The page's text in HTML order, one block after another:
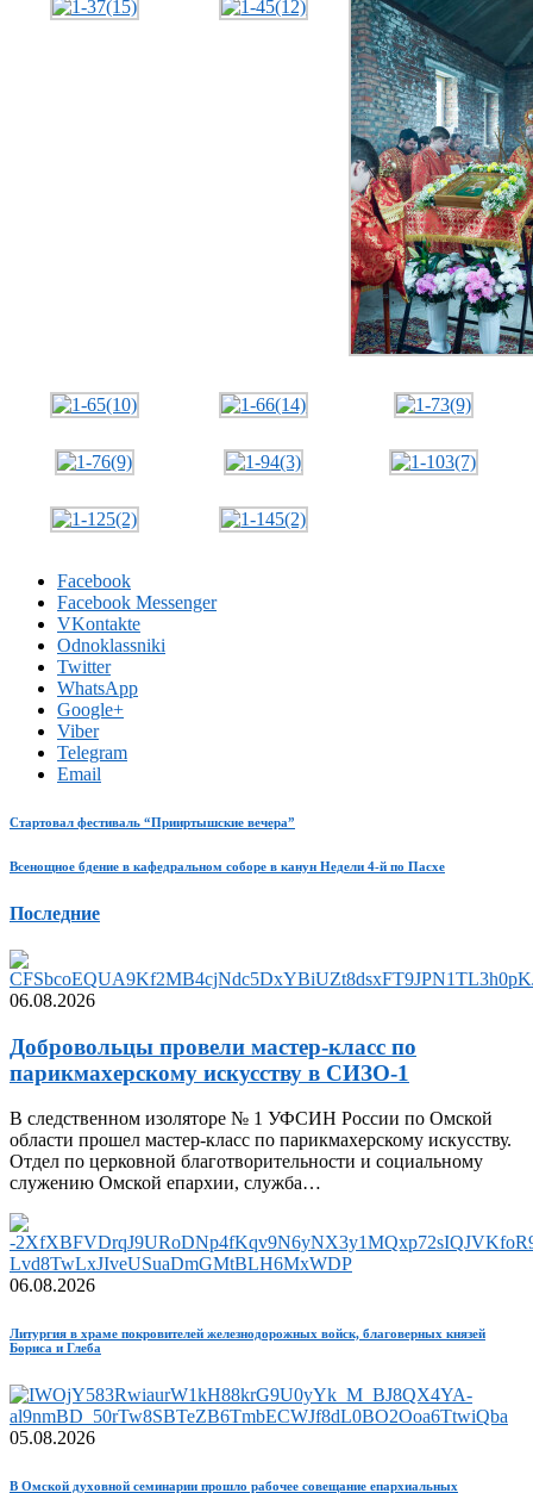
Facebook
Facebook Messenger
VKontakte
Odnoklassniki
Twitter
WhatsApp
Google+
Viber
Telegram
Email
Стартовал фестиваль “Прииртышские вечера”
Всенощное бдение в кафедральном соборе в канун Недели 4-й по Пасхе
Последние
06.08.2026
Добровольцы провели мастер-класс по
парикмахерскому искусству в СИЗО-1
В следственном изоляторе № 1 УФСИН России по Омской
области прошел мастер-класс по парикмахерскому искусству.
Отдел по церковной благотворительности и социальному
служению Омской епархии, служба…
06.08.2026
Литургия в храме покровителей железнодорожных войск, благоверных князей
Бориса и Глеба
05.08.2026
В Омской духовной семинарии прошло рабочее совещание епархиальных